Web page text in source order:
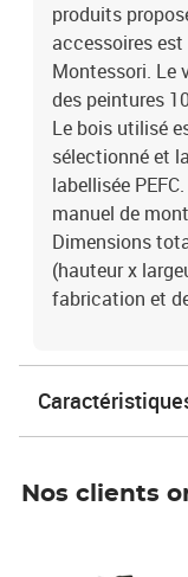
produits
accessoires
Montessori. Le
des peintures
Le bois utilisé
sélectionné et
labellisée
manuel de
Dimensions
(hauteur x
fabrication et
Nos clients